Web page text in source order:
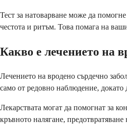
Тест за натоварване може да
честота и ритъм. Това помага на
Какво е лечението на
Лечението на вродено сърдечно
само от редовно наблюдение, докато
Лекарствата могат да помогнат за
кръвното налягане,